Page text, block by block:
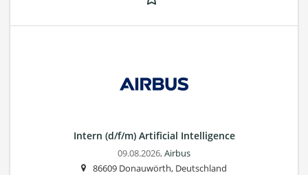
Intern (d/f/m) Artificial Intelligence
09.08.2026,Airbus
86609 Donauwörth, Deutschland